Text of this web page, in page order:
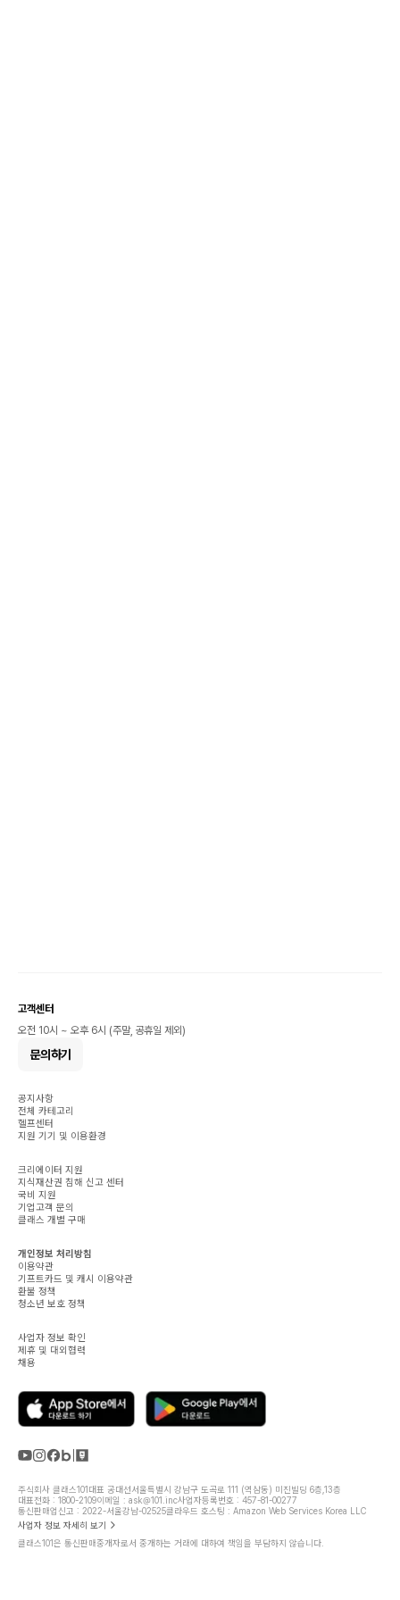
고객센터
오전 10시 ~ 오후 6시 (주말, 공휴일 제외)
문의하기
공지사항
전체 카테고리
헬프센터
지원 기기 및 이용환경
크리에이터 지원
지식재산권 침해 신고 센터
국비 지원
기업고객 문의
클래스 개별 구매
개인정보 처리방침
이용약관
기프트카드 및 캐시 이용약관
환불 정책
청소년 보호 정책
사업자 정보 확인
제휴 및 대외협력
채용
주식회사 클래스101대표 공대선서울특별시 강남구 도곡로 111 (역삼동) 미진빌딩 6층,13층
대표전화 : 1800-2109이메일 : ask@101.inc사업자등록번호 : 457-81-00277
통신판매업신고 : 2022-서울강남-02525클라우드 호스팅 : Amazon Web Services Korea LLC
사업자 정보 자세히 보기
클래스101은 통신판매중개자로서 중개하는 거래에 대하여 책임을 부담하지 않습니다.